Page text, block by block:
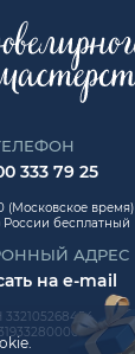
333 79 25
(Московское время)
России бесплатный
АДРЕС
на e-mail